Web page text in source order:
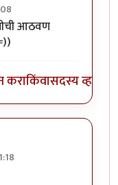
आठवण
कराकिंवासदस्य व्हा